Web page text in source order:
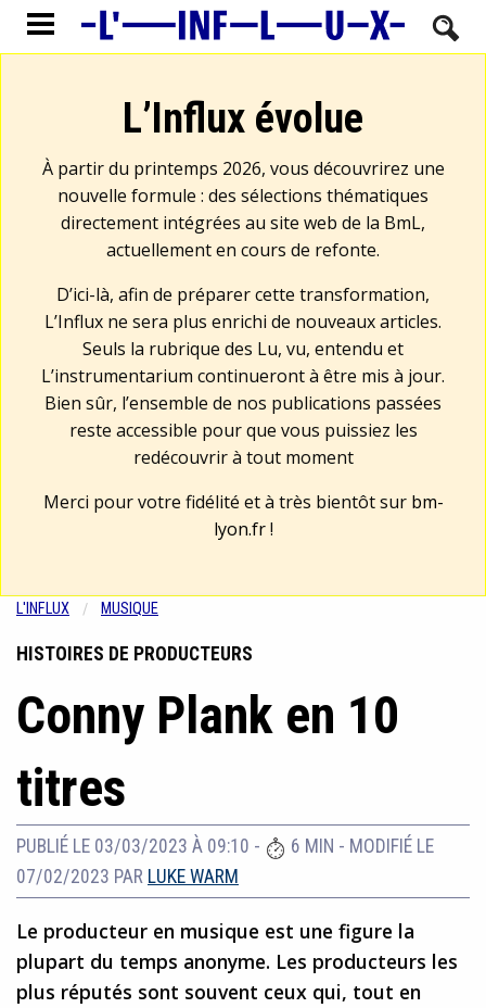
L’Influx évolue
À partir du printemps 2026, vous découvrirez une
nouvelle formule : des sélections thématiques
directement intégrées au site web de la BmL,
actuellement en cours de refonte.
D’ici-là, afin de préparer cette transformation,
L’Influx ne sera plus enrichi de nouveaux articles.
Seuls la rubrique des Lu, vu, entendu et
L’instrumentarium continueront à être mis à jour.
Bien sûr, l’ensemble de nos publications passées
reste accessible pour que vous puissiez les
redécouvrir à tout moment
Merci pour votre fidélité et à très bientôt sur bm-
lyon.fr!
L'INFLUX MUSIQUE
HISTOIRES DE PRODUCTEURS
Conny Plank en 10
titres
PUBLIÉ LE 03/03/2023 À 09:10 - 6 MIN - MODIFIÉ LE
07/02/2023 PAR LUKE WARM
Le producteur en musique est une figure la
plupart du temps anonyme. Les producteurs les
plus réputés sont souvent ceux qui, tout en